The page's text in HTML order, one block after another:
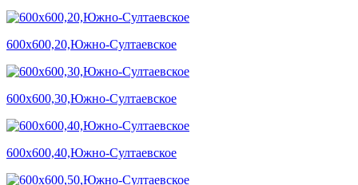
600х600,20,Южно-Султаевское
600х600,30,Южно-Султаевское
600х600,40,Южно-Султаевское